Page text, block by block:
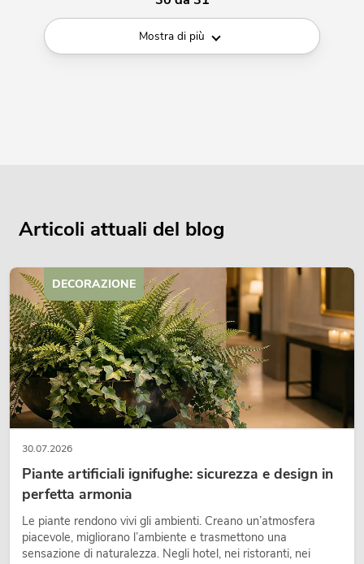
Mostra di più
Articoli attuali del blog
30.07.2026
Piante artificiali ignifughe: sicurezza e design in
perfetta armonia
Le piante rendono vivi gli ambienti. Creano un’atmosfera
piacevole, migliorano l’ambiente e trasmettono una
sensazione di naturalezza. Negli hotel, nei ristoranti, nei
DECORAZIONE